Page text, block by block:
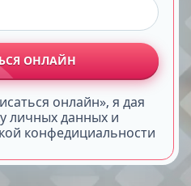
ОНЛАЙН
онлайн», я дая
личных данных и
конфедициальности